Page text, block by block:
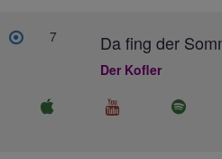
7 Da fing der
Der Kofler